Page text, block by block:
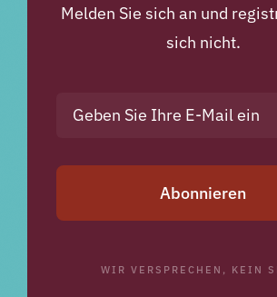
Melden Sie sich an und
sich nicht.
Abonnieren
WIR VERSPRECHEN, KEIN